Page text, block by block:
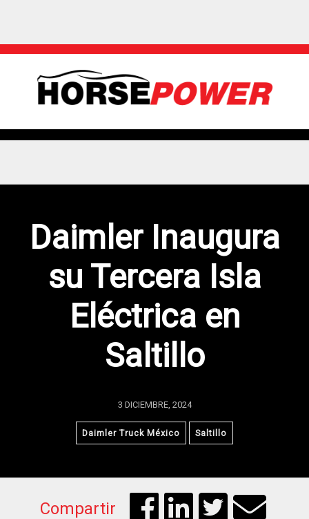
Daimler Inaugura
su Tercera Isla
Eléctrica en
Saltillo
3 DICIEMBRE, 2024
Daimler Truck México Saltillo
Compartir